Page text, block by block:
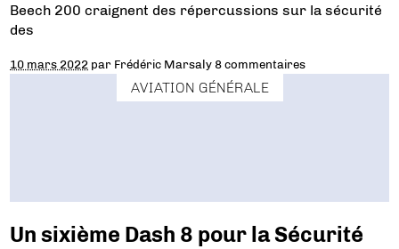
Beech 200 craignent des répercussions sur la sécurité
des
10 mars 2022 par Frédéric Marsaly 8 commentaires
AVIATION GÉNÉRALE
Un sixième Dash 8 pour la Sécurité